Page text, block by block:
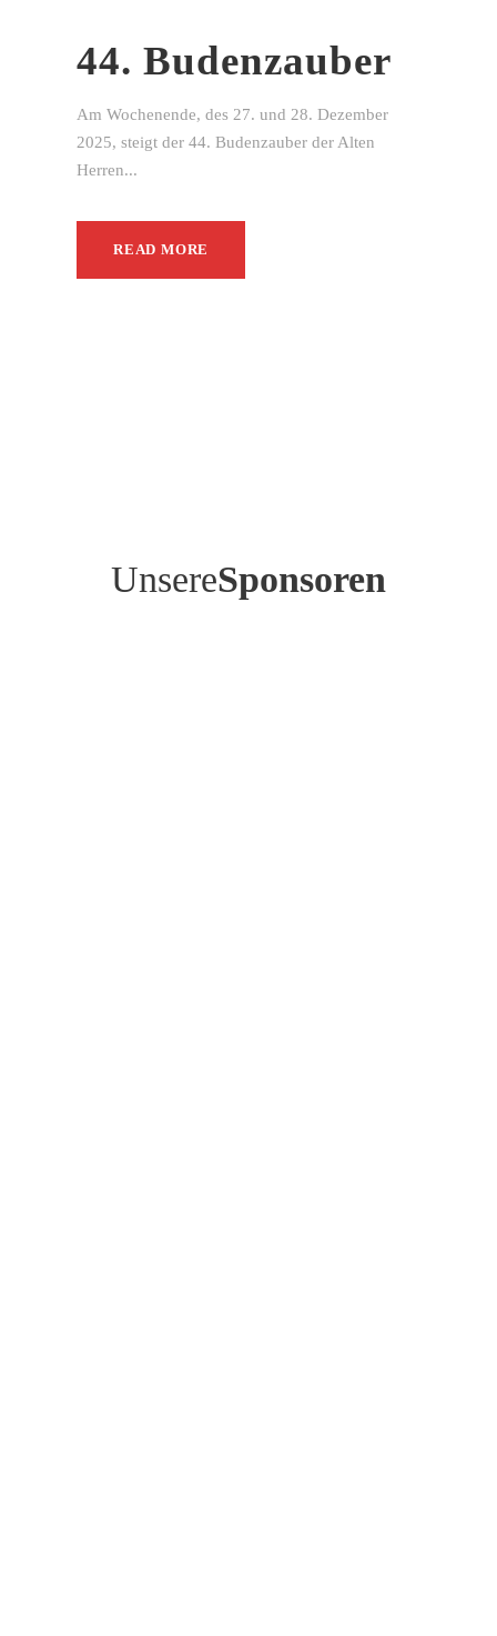
44. Budenzauber
Am Wochenende, des 27. und 28. Dezember
2025, steigt der 44. Budenzauber der Alten
Herren...
READ MORE
UnsereSponsoren